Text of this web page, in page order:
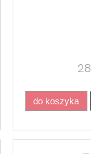
do koszyka